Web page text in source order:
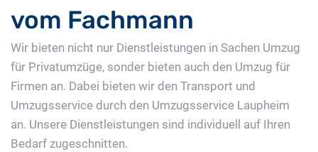
vom Fachmann
Wir bieten nicht nur Dienstleistungen in Sachen Umzug
für Privatumzüge, sonder bieten auch den Umzug für
Firmen an. Dabei bieten wir den Transport und
Umzugsservice durch den Umzugsservice Laupheim
an. Unsere Dienstleistungen sind individuell auf Ihren
Bedarf zugeschnitten.